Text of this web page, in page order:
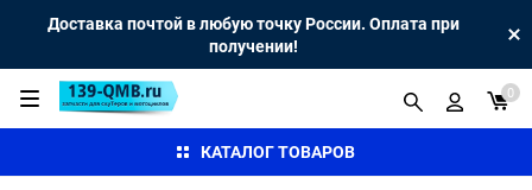
Доставка почтой в любую точку России. Оплата при
получении!
КАТАЛОГ ТОВАРОВ
0